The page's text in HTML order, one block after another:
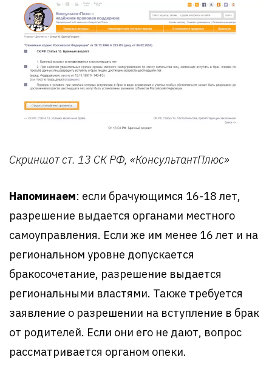
Скриншот ст. 13 СК РФ, «КонсультантПлюс»
Напоминаем: если брачующимся 16-18 лет,
разрешение выдается органами местного
самоуправления. Если же им менее 16 лет и на
региональном уровне допускается
бракосочетание, разрешение выдается
региональными властями. Также требуется
заявление о разрешении на вступление в брак
от родителей. Если они его не дают, вопрос
рассматривается органом опеки.